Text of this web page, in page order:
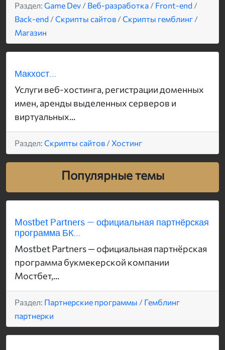
Раздел: Game Dev / Веб-разработка / Front-end /
Back-end /Скрипты сайтов /Скрипты гемблинг /
Магазин
Макхост...
Услуги веб-хостинга, регистрации доменных
имен, аренды выделенных серверов и
виртуальных...
Раздел: Скрипты сайтов /Хостинг
Популярные темы
Mostbet Partners — официальная партнёрская
программа БК...
Mostbet Partners — официальная партнёрская
программа букмекерской компании
Мостбет,...
Раздел: Партнерские программы / Гемблинг
партнерки